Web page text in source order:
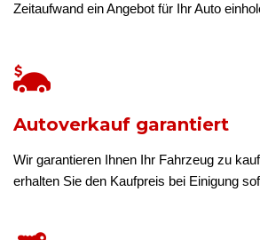
Zeitaufwand ein Angebot für Ihr Auto
Autoverkauf garantiert
Wir garantieren Ihnen Ihr Fahrzeug zu
erhalten Sie den Kaufpreis bei Einigung